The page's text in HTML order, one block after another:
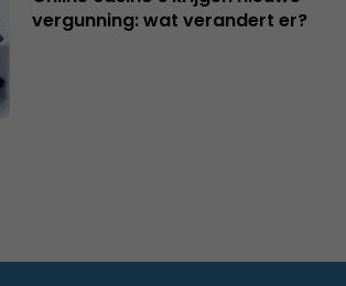
vergunning: wat verandert er?